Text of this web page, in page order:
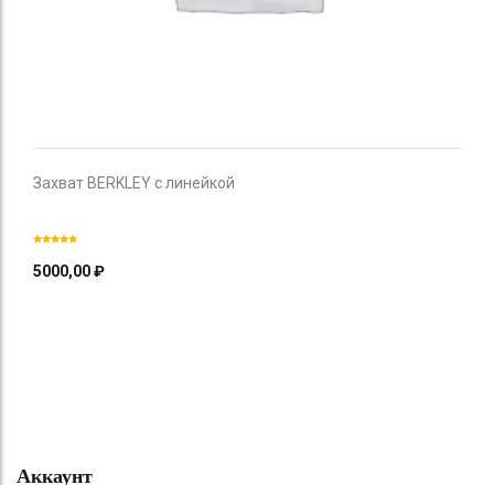
Захват BERKLEY c линейкой
5000,00₽
Аккаунт